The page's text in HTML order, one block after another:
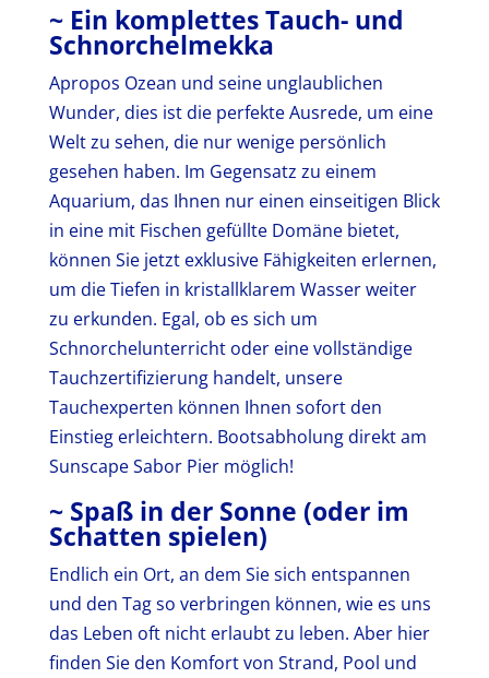
~ Ein komplettes Tauch- und
Schnorchelmekka
Apropos Ozean und seine unglaublichen
Wunder, dies ist die perfekte Ausrede, um eine
Welt zu sehen, die nur wenige persönlich
gesehen haben. Im Gegensatz zu einem
Aquarium, das Ihnen nur einen einseitigen Blick
in eine mit Fischen gefüllte Domäne bietet,
können Sie jetzt exklusive Fähigkeiten erlernen,
um die Tiefen in kristallklarem Wasser weiter
zu erkunden. Egal, ob es sich um
Schnorchelunterricht oder eine vollständige
Tauchzertifizierung handelt, unsere
Tauchexperten können Ihnen sofort den
Einstieg erleichtern. Bootsabholung direkt am
Sunscape Sabor Pier möglich!
~ Spaß in der Sonne (oder im
Schatten spielen)
Endlich ein Ort, an dem Sie sich entspannen
und den Tag so verbringen können, wie es uns
das Leben oft nicht erlaubt zu leben. Aber hier
finden Sie den Komfort von Strand, Pool und